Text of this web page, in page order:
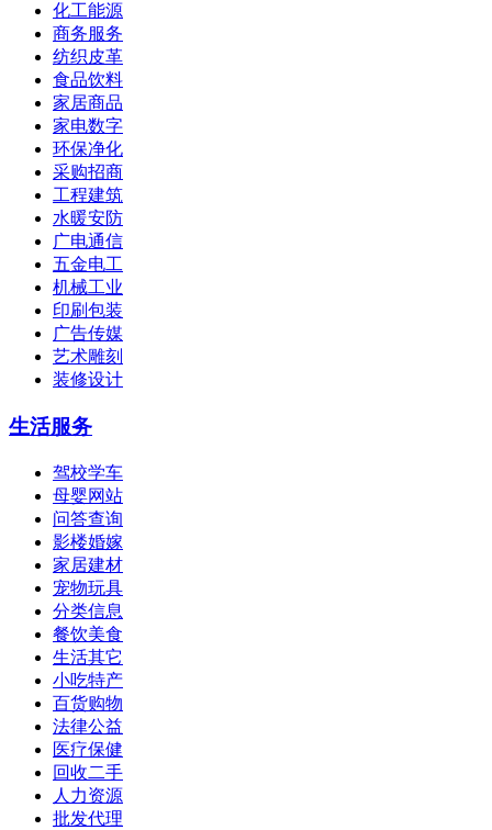
化工能源
商务服务
纺织皮革
食品饮料
家居商品
家电数字
环保净化
采购招商
工程建筑
水暖安防
广电通信
五金电工
机械工业
印刷包装
广告传媒
艺术雕刻
装修设计
生活服务
驾校学车
母婴网站
问答查询
影楼婚嫁
家居建材
宠物玩具
分类信息
餐饮美食
生活其它
小吃特产
百货购物
法律公益
医疗保健
回收二手
人力资源
批发代理